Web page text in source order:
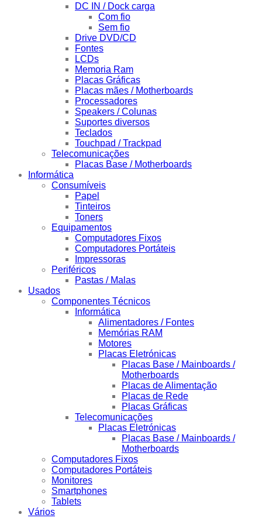
DC IN / Dock carga
Com fio
Sem fio
Drive DVD/CD
Fontes
LCDs
Memoria Ram
Placas Gráficas
Placas mães / Motherboards
Processadores
Speakers / Colunas
Suportes diversos
Teclados
Touchpad / Trackpad
Telecomunicações
Placas Base / Motherboards
Informática
Consumíveis
Papel
Tinteiros
Toners
Equipamentos
Computadores Fixos
Computadores Portáteis
Impressoras
Periféricos
Pastas / Malas
Usados
Componentes Técnicos
Informática
Alimentadores / Fontes
Memórias RAM
Motores
Placas Eletrónicas
Placas Base / Mainboards /
Motherboards
Placas de Alimentação
Placas de Rede
Placas Gráficas
Telecomunicações
Placas Eletrónicas
Placas Base / Mainboards /
Motherboards
Computadores Fixos
Computadores Portáteis
Monitores
Smartphones
Tablets
Vários